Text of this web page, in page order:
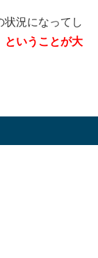
況になってし
ということが大